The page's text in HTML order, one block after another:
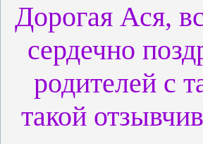
Дорогая Ася,
сердечно
родителей с
такой